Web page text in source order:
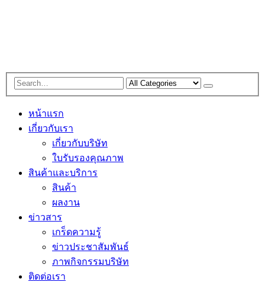
หน้าแรก
เกี่ยวกับเรา
เกี่ยวกับบริษัท
ใบรับรองคุณภาพ
สินค้าและบริการ
สินค้า
ผลงาน
ข่าวสาร
เกร็ดความรู้
ข่าวประชาสัมพันธ์
ภาพกิจกรรมบริษัท
ติดต่อเรา